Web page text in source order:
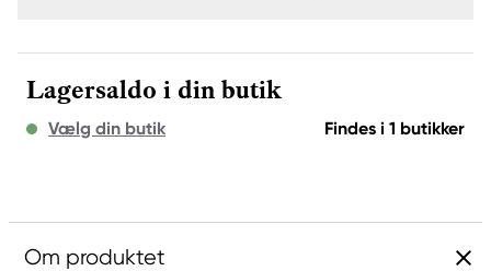
Lagersaldo i din butik
Vælg din butik Findes i 1 butikker
Om produktet